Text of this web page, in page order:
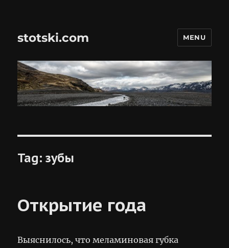
stotski.com MENU
Tag:зубы
Открытие года
Выяснилось, что меламиновая губка